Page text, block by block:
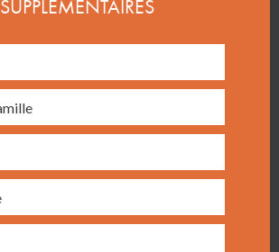
SUPPLÉMENTAIRES